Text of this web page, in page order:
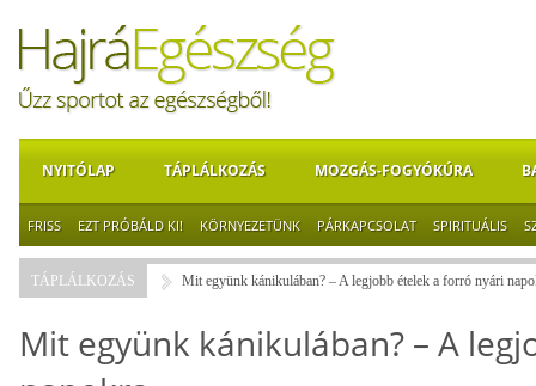
NYITÓLAP TÁPLÁLKOZÁS MOZGÁS-FOGYÓKÚRA
FRISS EZT PRÓBÁLD KI! KÖRNYEZETÜNK PÁRKAPCSOLAT SPIRITUÁLIS
TÁPLÁLKOZÁS Mit együnk kánikulában? – A legjobb ételek a forró nyári
Mit együnk kánikulában? – A